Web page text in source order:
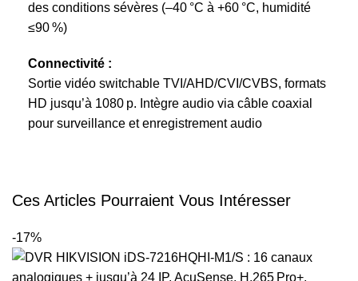
des conditions sévères (–40 °C à +60 °C, humidité
≤90 %)
Connectivité :
Sortie vidéo switchable TVI/AHD/CVI/CVBS, formats
HD jusqu’à 1080 p. Intègre audio via câble coaxial
pour surveillance et enregistrement audio
Ces Articles Pourraient Vous Intéresser
-17%